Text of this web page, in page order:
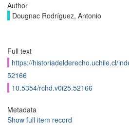
Author
Dougnac Rodríguez, Antonio
Full text
https://historiadelderecho.uchile.cl/
52166
10.5354/rchd.v0i25.52166
Metadata
Show full item record